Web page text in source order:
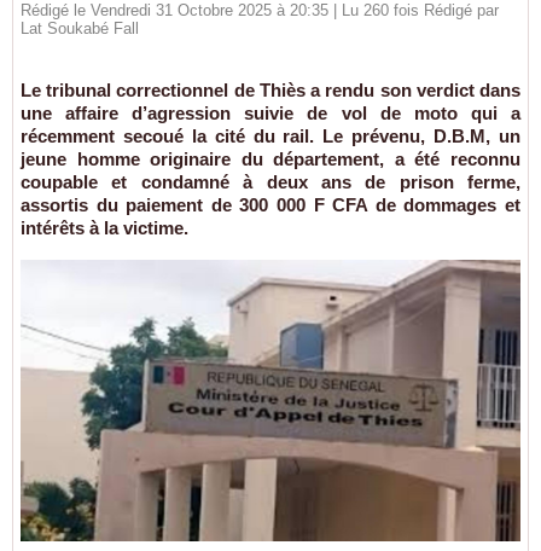
Rédigé le Vendredi 31 Octobre 2025 à 20:35 | Lu 260 fois Rédigé par
Lat Soukabé Fall
Le tribunal correctionnel de Thiès a rendu son verdict dans
une affaire d’agression suivie de vol de moto qui a
récemment secoué la cité du rail. Le prévenu, D.B.M, un
jeune homme originaire du département, a été reconnu
coupable et condamné à deux ans de prison ferme,
assortis du paiement de 300 000 F CFA de dommages et
intérêts à la victime.